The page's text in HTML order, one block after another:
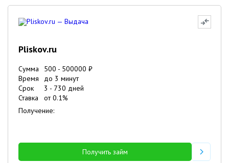
Pliskov.ru
Сумма 500 - 500000 ₽
Время
до 3 минут
Срок
3 - 730 дней
Ставка
от0.1%
Получение:
Получить займ